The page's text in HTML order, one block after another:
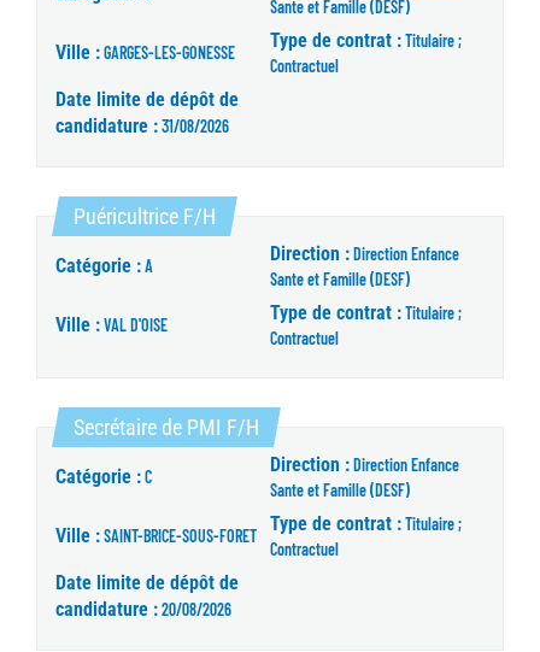
Sante et Famille (DESF)
Ville :GARGES-LES-GONESSE
Type de contrat :Titulaire ;
Contractuel
Date limite de dépôt de
candidature :31/08/2026
Puéricultrice F/H (Nouvelle fenêtre)
Catégorie :A
Direction :Direction Enfance
Sante et Famille (DESF)
Ville :VAL D'OISE
Type de contrat :Titulaire ;
Contractuel
Secrétaire de PMI F/H (Nouvelle fenêtre)
Catégorie :C
Direction :Direction Enfance
Sante et Famille (DESF)
Ville :SAINT-BRICE-SOUS-FORET
Type de contrat :Titulaire ;
Contractuel
Date limite de dépôt de
candidature :20/08/2026